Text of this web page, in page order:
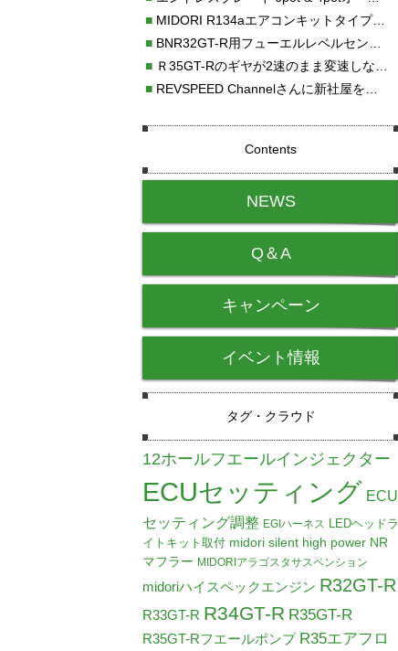
■MIDORI R134aエアコンキットタイプⅡ取り付け
■BNR32GT-R用フューエルレベルセンサー新発売！！
■Ｒ35GT-Rのギヤが2速のまま変速しない！！
■REVSPEED Channelさんに新社屋を紹介していただきました!!
Contents
NEWS
Q＆A
キャンペーン
イベント情報
タグ・クラウド
12ホールフエールインジェクター
ECUセッティング ECU
セッティング調整 EGIハーネス LEDヘッドラ
イトキット取付 midori silent high power NR
マフラー MIDORIアラゴスタサスペンション
midoriハイスペックエンジン R32GT-R
R33GT-R R34GT-R R35GT-R
R35GT-Rフエールポンプ R35エアフロ